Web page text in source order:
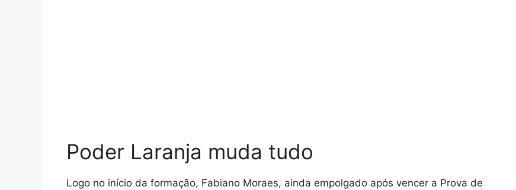
Poder Laranja muda tudo
Logo no início da formação, Fabiano Moraes, ainda empolgado após vencer a Prova de